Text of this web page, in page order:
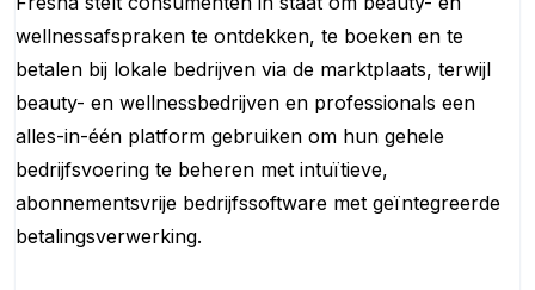
wellnessafspraken te ontdekken, te boeken en te
betalen bij lokale bedrijven via de marktplaats, terwijl
beauty- en wellnessbedrijven en professionals een
alles-in-één platform gebruiken om hun gehele
bedrijfsvoering te beheren met intuïtieve,
abonnementsvrije bedrijfssoftware met geïntegreerde
betalingsverwerking.